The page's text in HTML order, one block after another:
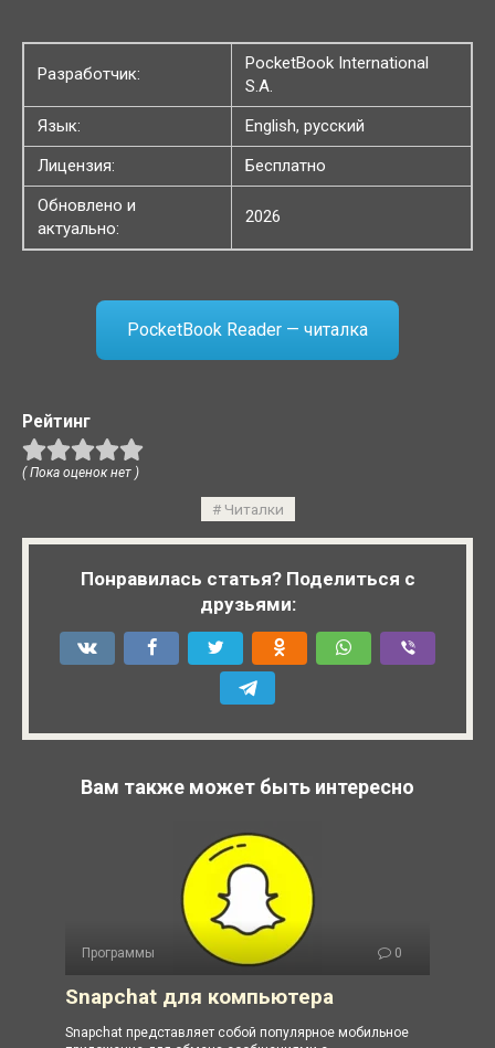
Разработчик:
PocketBook International
S.A.
Язык:
English, русский
Лицензия:
Бесплатно
Обновлено и
актуально:
2026
PocketBook Reader — читалка
Рейтинг
( Пока оценок нет )
Читалки
Понравилась статья? Поделиться с
друзьями:
Вам также может быть интересно
Программы 0
Snapchat для компьютера
Snapchat представляет собой популярное мобильное